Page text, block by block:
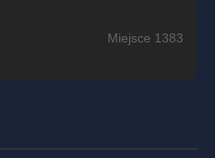
Miejsce 1383